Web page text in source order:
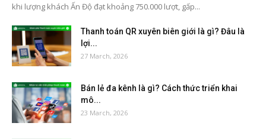
khi lượng khách Ấn Độ đạt khoảng 750.000 lượt, gấp...
Thanh toán QR xuyên biên giới là gì? Đâu là
lợi...
27 March, 2026
Bán lẻ đa kênh là gì? Cách thức triển khai
mô...
23 March, 2026